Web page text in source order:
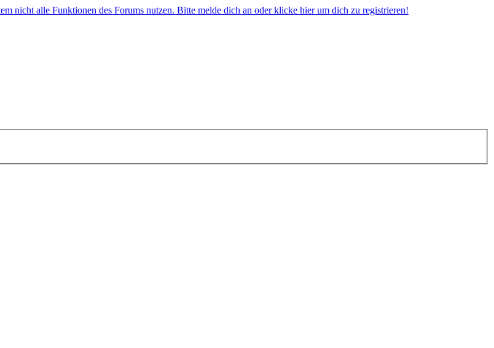
nicht alle Funktionen des Forums nutzen. Bitte melde dich an oder klicke hier um dich zu registrieren!